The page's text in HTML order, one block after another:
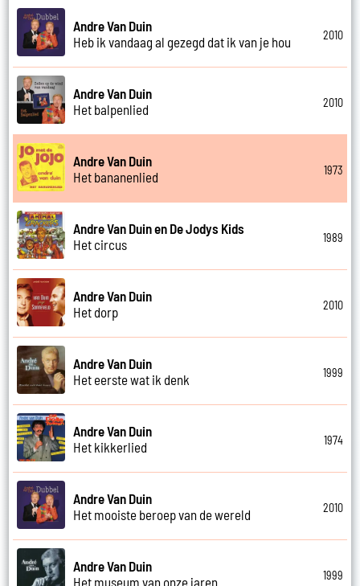
Andre Van Duin
Heb ik vandaag al gezegd dat ik van je hou
2010
Andre Van Duin
Het balpenlied
2010
Andre Van Duin
Het bananenlied
1973
Andre Van Duin en De Jodys Kids
Het circus
1989
Andre Van Duin
Het dorp
2010
Andre Van Duin
Het eerste wat ik denk
1999
Andre Van Duin
Het kikkerlied
1974
Andre Van Duin
Het mooiste beroep van de wereld
2010
Andre Van Duin
Het museum van onze jaren
1999